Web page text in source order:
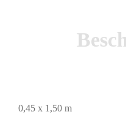
0,45 x 1,50 m